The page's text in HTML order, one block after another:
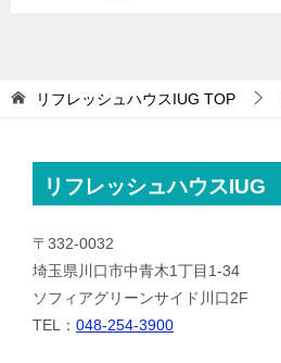
リフレッシュハウスIUG TOP
リフレッシュハウスIUG
〒332-0032
埼玉県川口市中青木1丁目1-34
ソフィアグリーンサイド川口2F
TEL： 048-254-3900